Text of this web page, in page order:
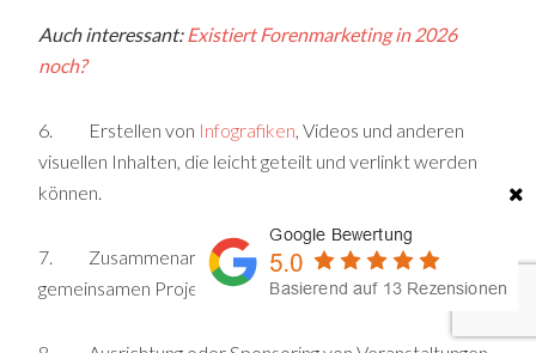
Auch interessant:Existiert Forenmarketing in 2026
noch?
6. Erstellen von Infografiken, Videos und anderen
visuellen Inhalten, die leicht geteilt und verlinkt werden
können.
7. Zusammenarbeit mit anderen Websites bei
gemeinsamen Projekten oder Initiativen.